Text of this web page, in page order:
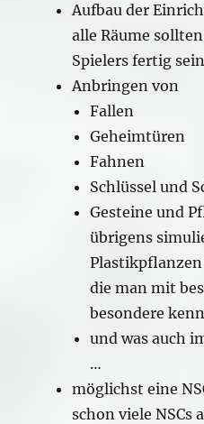
Aufbau der
alle Räume
Spielers fertig sein
Anbringen von
Fallen
Geheimtüren
Fahnen
Schlüssel und
Gesteine und
übrigens
die man mit
besondere
und was auch
…
möglichst eine
schon viele NSCs